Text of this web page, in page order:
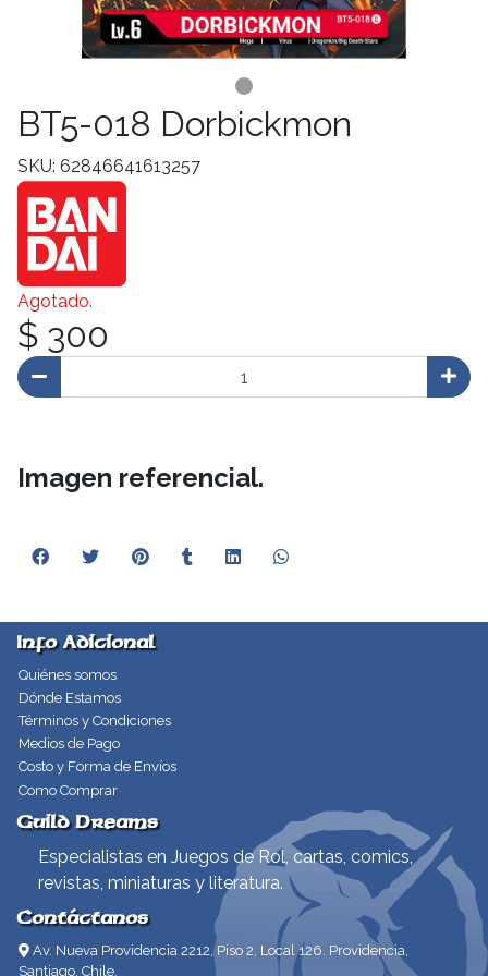
BT5-018 Dorbickmon
SKU: 62846641613257
Agotado.
$ 300
Imagen referencial.
Info Adicional
Quiénes somos
Dónde Estamos
Términos y Condiciones
Medios de Pago
Costo y Forma de Envíos
Como Comprar
Guild Dreams
Especialistas en Juegos de Rol, cartas, comics,
revistas, miniaturas y literatura.
Contáctanos
Av. Nueva Providencia 2212, Piso 2, Local 126. Providencia,
Santiago, Chile.